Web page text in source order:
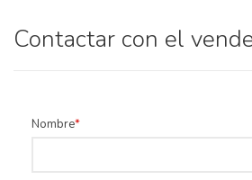
Contactar con el
Nombre